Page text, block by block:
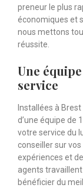
preneur le plus
économiques et
nous mettons
réussite.
Une
service
Installées à
d’une équipe de
votre service du
conseiller sur
expériences et
agents
bénéficier du